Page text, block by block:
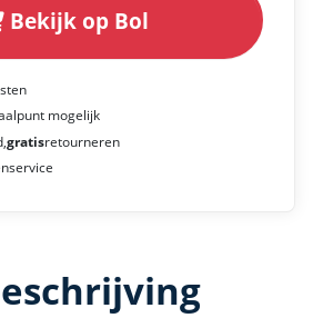
Bekijk op Bol
mogelijk
gratisretourneren